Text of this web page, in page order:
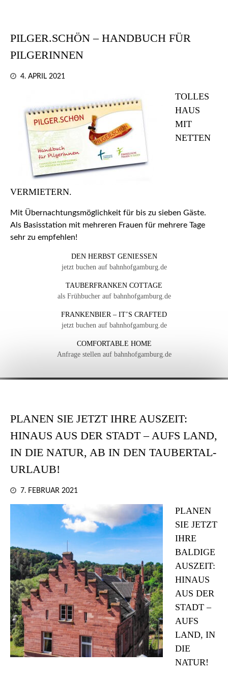
PILGER.SCHÖN – HANDBUCH FÜR
PILGERINNEN
4. APRIL 2021
TOLLES
HAUS
MIT
NETTEN
VERMIETERN.
Mit Übernachtungsmöglichkeit für bis zu sieben Gäste.
Als Basisstation mit mehreren Frauen für mehrere Tage
sehr zu empfehlen!
DEN HERBST GENIESSEN
jetzt buchen auf bahnhofgamburg.de
TAUBERFRANKEN COTTAGE
als Frühbucher auf bahnhofgamburg.de
FRANKENBIER – IT’S CRAFTED
jetzt buchen auf bahnhofgamburg.de
COMFORTABLE HOME
Anfrage stellen auf bahnhofgamburg.de
PLANEN SIE JETZT IHRE AUSZEIT:
HINAUS AUS DER STADT – AUFS LAND,
IN DIE NATUR, AB IN DEN TAUBERTAL-
URLAUB!
7. FEBRUAR 2021
PLANEN
SIE JETZT
IHRE
BALDIGE
AUSZEIT:
HINAUS
AUS DER
STADT –
AUFS
LAND, IN
DIE
NATUR!